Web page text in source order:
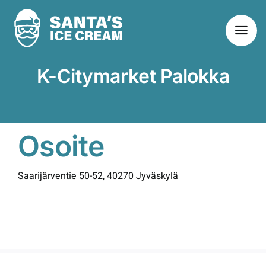
content
K-Citymarket Palokka
Osoite
Saarijärventie 50-52, 40270 Jyväskylä